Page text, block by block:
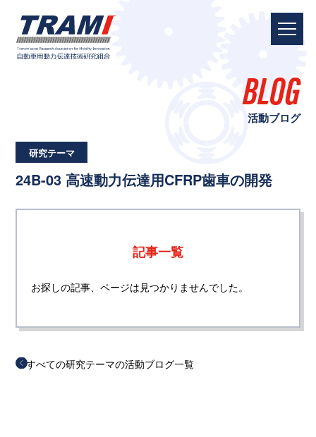
BLOG
活動ブログ
研究テーマ
24B-03 高速動力伝達用CFRP歯車の開発
記事一覧
お探しの記事、ページは見つかりませんでした。
すべての研究テーマの活動ブログ一覧